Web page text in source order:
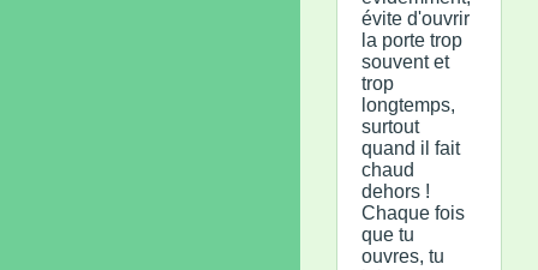
évite d'ouvrir
la porte trop
souvent et
trop
longtemps,
surtout
quand il fait
chaud
dehors !
Chaque fois
que tu
ouvres, tu